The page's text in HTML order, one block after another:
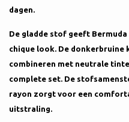
dagen.
De gladde stof geeft
chique look. De
combineren met neutrale
complete set. De
rayon zorgt voor een
uitstraling.